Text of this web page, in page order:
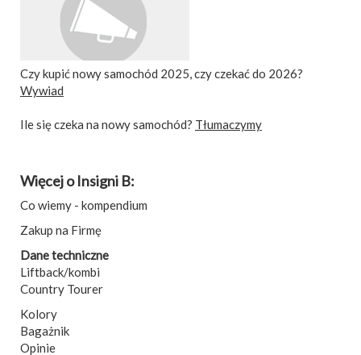
Czy kupić nowy samochód 2025, czy czekać do 2026?
Wywiad
Ile się czeka na nowy samochód? Tłumaczymy
Więcej o Insigni B:
Co wiemy - kompendium
Zakup na Firmę
Dane techniczne
Liftback/kombi
Country Tourer
Kolory
Bagażnik
Opinie